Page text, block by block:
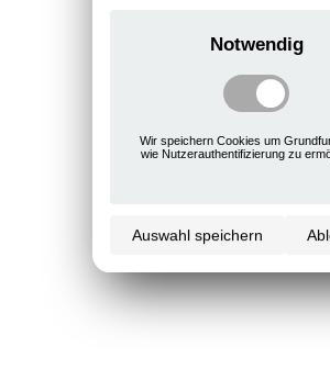
Notwendig
Wir speichern Cookies um
wie Nutzerauthentifizierung zu
Auswahl speichern